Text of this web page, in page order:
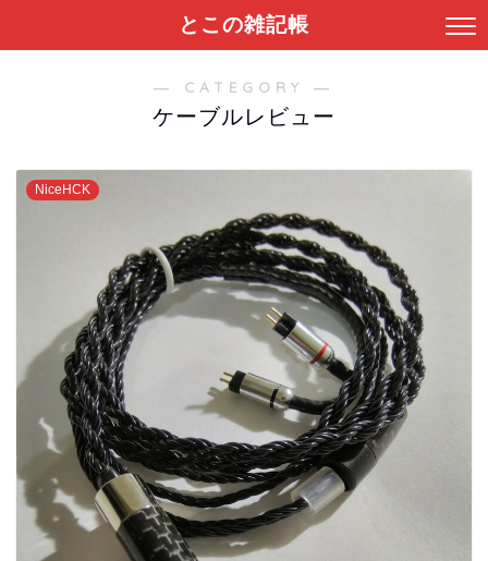
とこの雑記帳
― CATEGORY ―
ケーブルレビュー
NiceHCK